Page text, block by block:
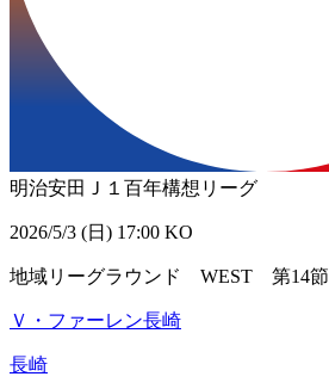
明治安田Ｊ１百年構想リーグ
2026/5/3 (日) 17:00 KO
地域リーグラウンド WEST 第14節
Ｖ・ファーレン長崎
長崎